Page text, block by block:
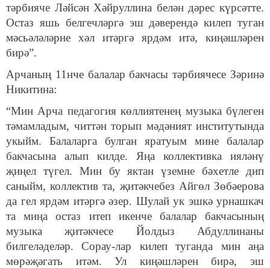
тәрбияче Ләйсән Хәйруллина белән дәрес күрсәтте.
Остаз яшь белгечләргә эш дәверендә килеп туган
мәсьәләләрне хәл итәргә ярдәм итә, киңәшләрен
бирә”.
Арчаның 11нче балалар бакчасы тәрбиячесе Зәринә
Никитина:
“Мин Арча педагогия көллиятенең музыка бүлеген
тәмамладым, читтән торып мәдәният институтында
укыйм. Балаларга булган яратуым мине балалар
бакчасына алып килде. Яңа коллективка ияләнү
җиңел түгел. Мин бу яктан үземне бәхетле дип
саныйм, коллектив та, җитәкчебез Айгөл Зөбәерова
да гел ярдәм итәргә әзер. Шулай ук эшкә урнашкач
та миңа остаз итеп икенче балалар бакчасының
музыка җитәкчесе Йолдыз Абдуллинаны
билгеләделәр. Сорау-лар килеп туганда мин аңа
мөрәҗәгать итәм. Ул киңәшләрен бирә, эш